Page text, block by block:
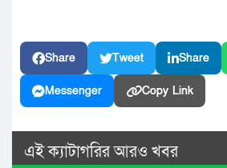
Share Tweet Share
Messenger Copy Link
এই ক্যাটাগরির আরও খবর